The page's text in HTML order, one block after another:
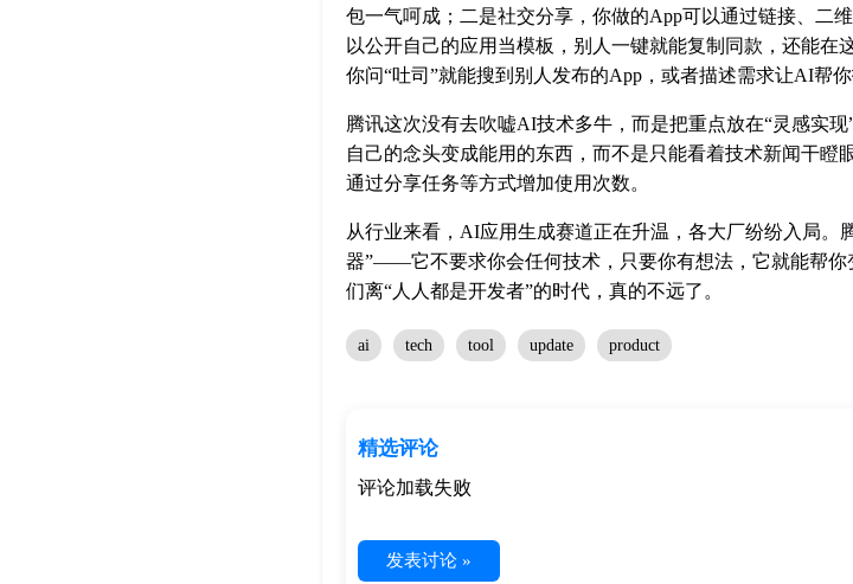
包一气呵成；二是社交分享，你做的App可以通过链接、二
以公开自己的应用当模板，别人一键就能复制同款，还能在
你问“吐司”就能搜到别人发布的App，或者描述需求让AI帮你
腾讯这次没有去吹嘘AI技术多牛，而是把重点放在“灵感实
自己的念头变成能用的东西，而不是只能看着技术新闻干瞪
通过分享任务等方式增加使用次数。
从行业来看，AI应用生成赛道正在升温，各大厂纷纷入局。
器”——它不要求你会任何技术，只要你有想法，它就能帮你
们离“人人都是开发者”的时代，真的不远了。
ai tech tool update product
精选评论
评论加载失败
发表讨论 »